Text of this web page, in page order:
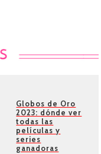
Globos de Oro
2023: dónde ver
todas las
películas y
series
ganadoras